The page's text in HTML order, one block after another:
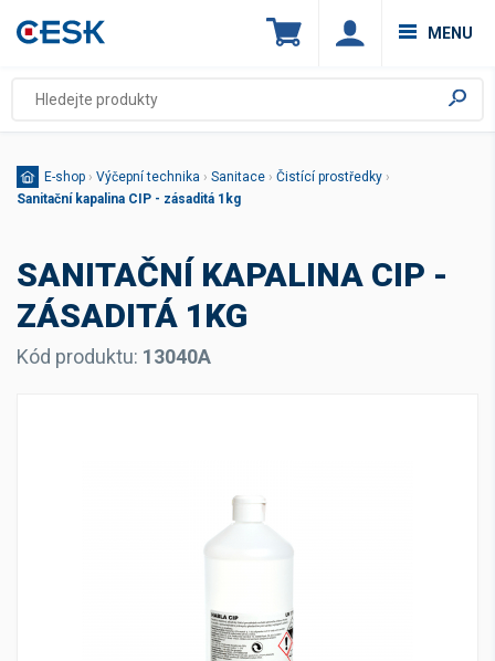
MENU
E-shop › Výčepní technika › Sanitace › Čistící prostředky ›
Sanitační kapalina CIP - zásaditá 1kg
SANITAČNÍ KAPALINA CIP -
ZÁSADITÁ 1KG
Kód produktu: 13040A